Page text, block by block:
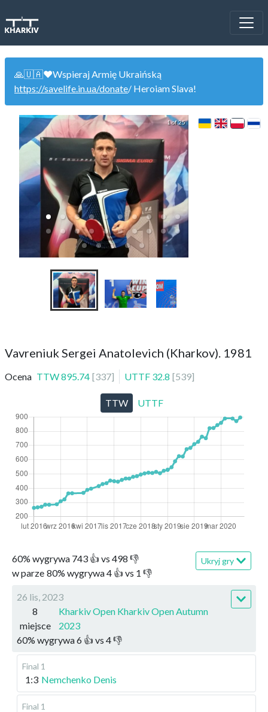
🙏🇺🇦❤️Wspieraj Armię Ukraińską
https://savelife.in.ua/donate/ Heroiam Slava!
1 of 25
Vavreniuk Sergei Anatolevich (Kharkov). 1981
Ocena TTW895.74 [337] UTTF 32.8 [539]
60% wygrywa 743 👍 vs 498 👎
w parze 80% wygrywa4 👍 vs 1 👎
Ukryj gry
26 lis, 2023
8
miejsce
Kharkiv Open Kharkiv Open Autumn
2023
60% wygrywa6 👍 vs 4👎
Final 1
1:3 Nemchenko Denis
Final 1
TTW UTTF